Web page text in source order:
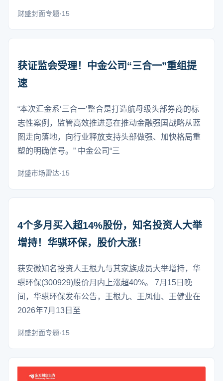
财盛封面专题·15
获证监会受理！中金公司“三合一”重组提
速
“本次汇金系‘三合一’整合是打造航母级头部券商的标
志性案例，监管高效推进意在推动金融强国战略从蓝
图走向落地，向行业释放支持头部做强、加快格局重
塑的明确信号。” 中金公司“三
财盛市场雷达·15
4个多月买入超14%股份，知名投资人大举
增持！华骐环保，股价大涨！
获安徽知名投资人王根九与其家族成员大举增持，华
骐环保(300929)股价月内上涨超40%。 7月15日晚
间，华骐环保发布公告，王根九、王凤仙、王健业在
2026年7月13日至
财盛封面专题·15